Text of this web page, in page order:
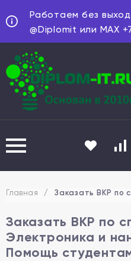
Работаем без
@Diplomit или MAX
Главная / Заказать ВКР по
Заказать ВКР по
Электроника и
Помощь